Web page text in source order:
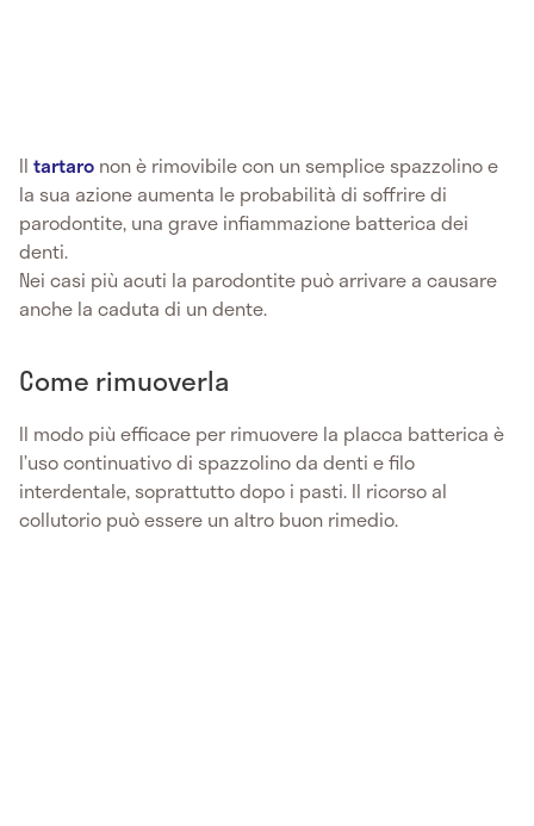
Il tartaro non è rimovibile con un semplice spazzolino e
la sua azione aumenta le probabilità di soffrire di
parodontite, una grave infiammazione batterica dei
denti.
Nei casi più acuti la parodontite può arrivare a causare
anche la caduta di un dente.
Come rimuoverla
Il modo più efficace per rimuovere la placca batterica è
l’uso continuativo di spazzolino da denti e filo
interdentale, soprattutto dopo i pasti. Il ricorso al
collutorio può essere un altro buon rimedio.